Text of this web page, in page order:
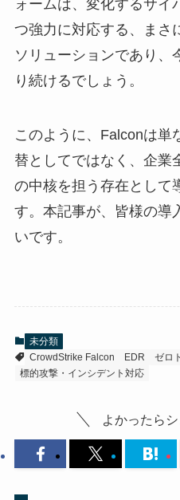
ォームは、変化するサイ
つ強力に対応する、まさ
ソリューションであり、
り続けるでしょう。
このように、Falconは単
替としてではなく、企業
の中核を担う存在として
す。本記事が、皆様の導
いです。
未分類
CrowdStrike Falcon
EDR
ゼロ
標的攻撃・インシデント対応
よかったら